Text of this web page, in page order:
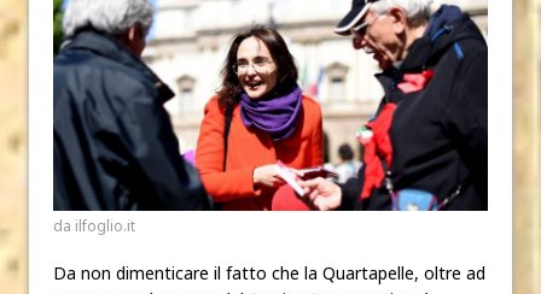
da ilfoglio.it
Da non dimenticare il fatto che la Quartapelle, oltre ad